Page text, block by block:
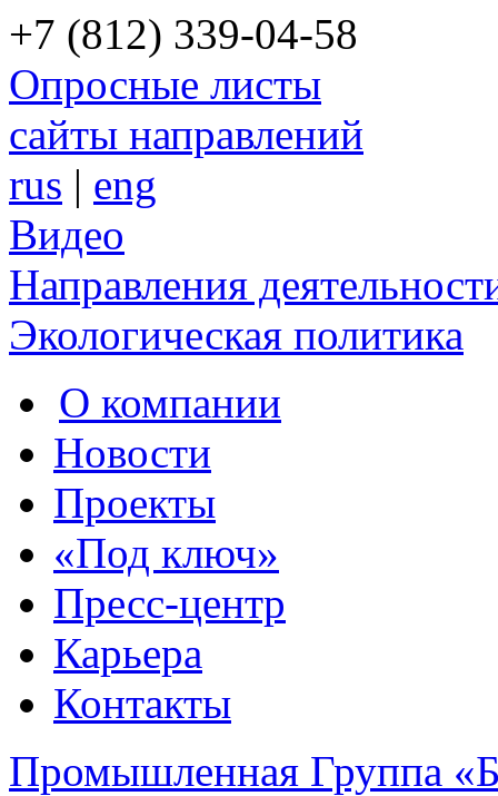
+7 (812) 339-04-58
Опросные листы
сайты направлений
rus | eng
Видео
Направления
Экологическая политика
О компании
Новости
Проекты
«Под ключ»
Пресс-центр
Карьера
Контакты
Промышленная Группа